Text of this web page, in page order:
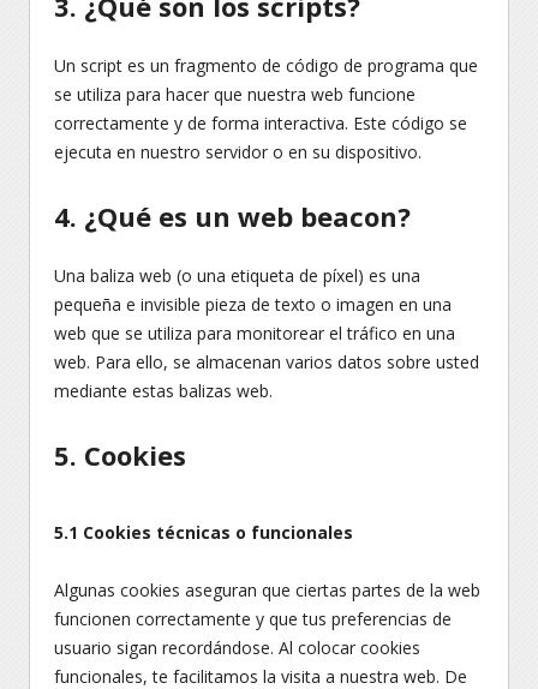
Un script es un fragmento de código de programa que
se utiliza para hacer que nuestra web funcione
correctamente y de forma interactiva. Este código se
ejecuta en nuestro servidor o en su dispositivo.
4. ¿Qué es un web beacon?
Una baliza web (o una etiqueta de píxel) es una
pequeña e invisible pieza de texto o imagen en una
web que se utiliza para monitorear el tráfico en una
web. Para ello, se almacenan varios datos sobre usted
mediante estas balizas web.
5. Cookies
5.1 Cookies técnicas o funcionales
Algunas cookies aseguran que ciertas partes de la web
funcionen correctamente y que tus preferencias de
usuario sigan recordándose. Al colocar cookies
funcionales, te facilitamos la visita a nuestra web. De